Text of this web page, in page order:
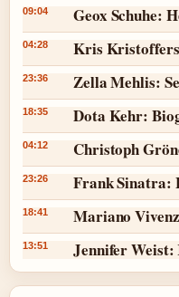
09:04 Geox Schuhe:
04:28 Kris
23:36 Zella Mehlis:
18:35 Dota Kehr:
04:12 Christoph
23:26 Frank Sinatra:
18:41 Mariano
13:51 Jennifer